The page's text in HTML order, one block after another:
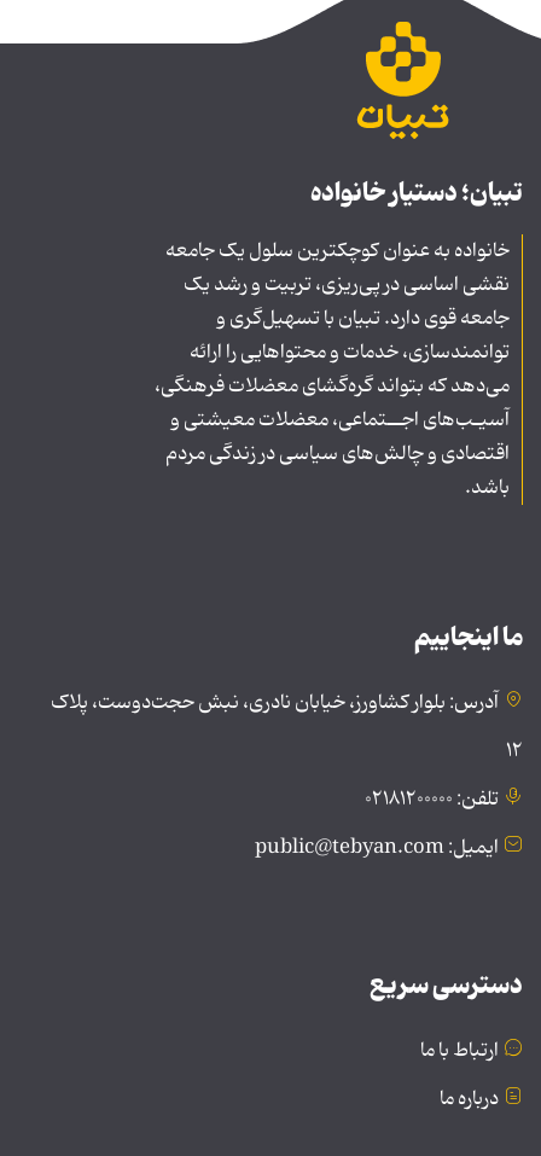
تبیان؛ دستیار خانواده
خانواده به عنوان کوچکترین سلول یک جامعه
نقشی اساسی در پی‌ریزی، تربیت و رشد یک
جامعه قوی دارد. تبیان با تسهیل‌گری و
توانمندسازی، خدمات و محتواهایی را ارائه
می‌دهد که بتواند گره‌گشای معضلات فرهنگی،
آسیـب‌های اجــتماعی، معضلات معیشتی و
اقتصادی و چالش‌های سیاسی در زندگی مردم
باشد.
ما اینجاییم
آدرس: بلوار کشاورز، خیابان نادری، نبش حجت‌دوست، پلاک
۱۲
تلفن: ۰۲۱۸۱۲۰۰۰۰۰
ایمیل: public@tebyan.com
دسترسی سریع
ارتباط با ما
درباره ما